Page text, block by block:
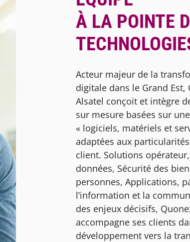
À LA POINTE
Acteur majeur de la
digitale dans le Grand Est,
Alsatel conçoit et intègre
sur mesure basées sur
« logiciels, matériels et
adaptées aux
client. Solutions
données, Sécurité des
personnes, Applications,
l’information et la
des enjeux décisifs,
accompagne ses clients
développement vers la